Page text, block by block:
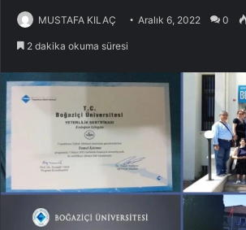
MUSTAFA KILAÇ Aralık 6, 2022 0
2 dakika okuma süresi